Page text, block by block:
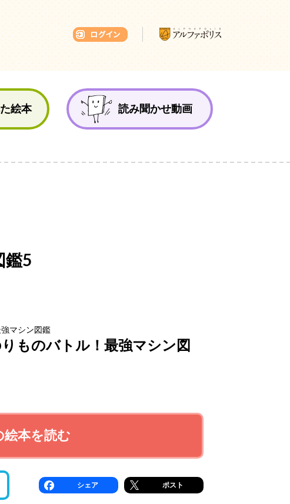
絵本 読み聞かせ動画
鑑5
マシン図鑑
ものバトル！最強マシン図
絵本を読む
シェア ポスト